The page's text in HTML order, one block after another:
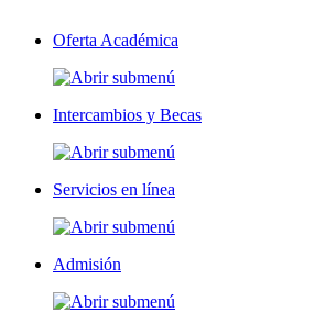
Oferta Académica
Intercambios y Becas
Servicios en línea
Admisión